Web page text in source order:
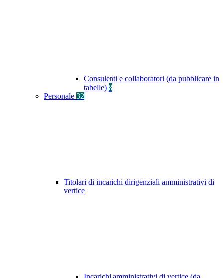
Consulenti e collaboratori (da pubblicare in
tabelle) 8
Personale 32
Titolari di incarichi dirigenziali amministrativi di
vertice